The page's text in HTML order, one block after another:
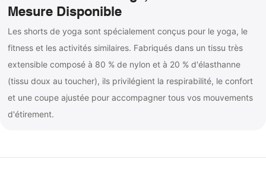
Mesure Disponible
Les shorts de yoga sont spécialement conçus pour le yoga, le
fitness et les activités similaires. Fabriqués dans un tissu très
extensible composé à 80 % de nylon et à 20 % d'élasthanne
(tissu doux au toucher), ils privilégient la respirabilité, le confort
et une coupe ajustée pour accompagner tous vos mouvements
d'étirement.